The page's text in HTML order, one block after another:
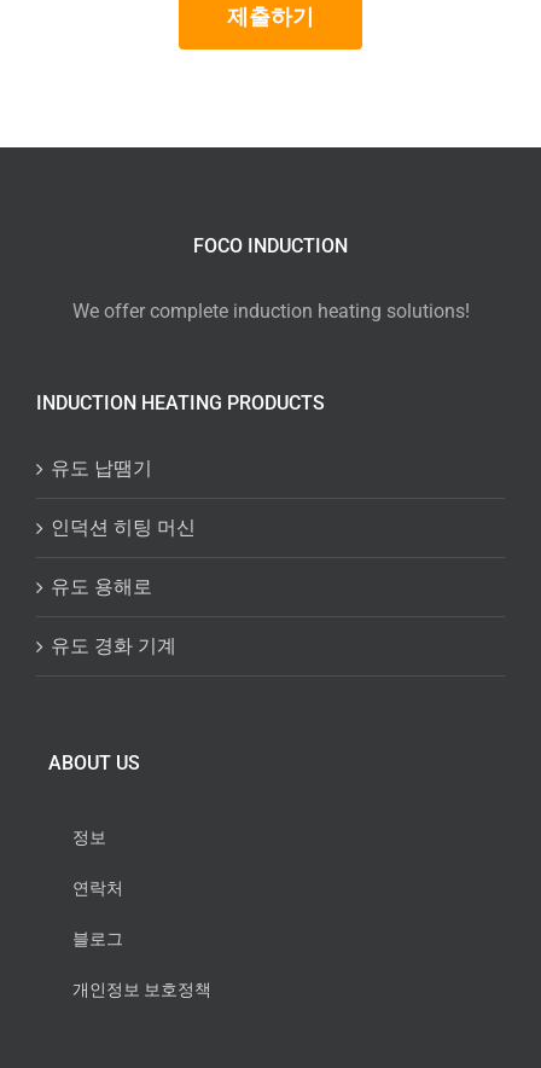
제출하기
FOCO INDUCTION
We offer complete induction heating solutions!
INDUCTION HEATING PRODUCTS
유도 납땜기
인덕션 히팅 머신
유도 용해로
유도 경화 기계
ABOUT US
정보
연락처
블로그
개인정보 보호정책